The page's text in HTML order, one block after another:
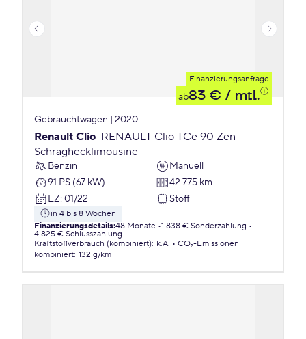
Finanzierungsanfrage
ab83 € / mtl.
Gebrauchtwagen | 2020
Renault Clio RENAULT Clio TCe 90 Zen
Schräghecklimousine
Benzin
Manuell
91 PS (67 kW)
42.775 km
EZ: 01/22 Stoff
in 4 bis 8 Wochen
Finanzierungsdetails:48 Monate 1.838 € Sonderzahlung
4.825 € Schlusszahlung
Kraftstoffverbrauch (kombiniert): k.A.
CO₂-Emissionen
kombiniert: 132 g/km